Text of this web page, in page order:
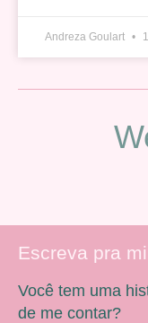
Andreza Goulart
Escreva pra
Você tem uma
de me contar?